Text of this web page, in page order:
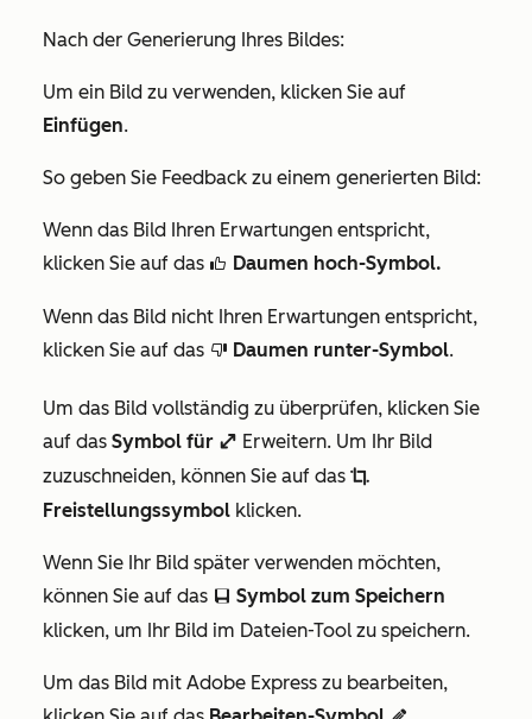
Nach der Generierung Ihres Bildes:
Um ein Bild zu verwenden, klicken Sie auf
Einfügen.
So geben Sie Feedback zu einem generierten Bild:
Wenn das Bild Ihren Erwartungen entspricht,
klicken Sie auf das thumbsUpIcon Daumen hoch-Symbol.
Wenn das Bild nicht Ihren Erwartungen entspricht,
klicken Sie auf das thumbsDownIcon Daumen runter-Symbol.
Um das Bild vollständig zu überprüfen, klicken Sie
auf das Symbol für enlarge Erweitern. Um Ihr Bild
zuzuschneiden, können Sie auf das cropIcon
Freistellungssymbol klicken.
Wenn Sie Ihr Bild später verwenden möchten,
können Sie auf das saveEditableViewIcon Symbol zum Speichern
klicken, um Ihr Bild im Dateien-Tool zu speichern.
Um das Bild mit Adobe Express zu bearbeiten,